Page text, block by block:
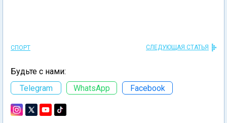
СПОРТ СЛЕДУЮЩАЯ СТАТЬЯ
Будьте с нами:
Telegram
WhatsApp Facebook